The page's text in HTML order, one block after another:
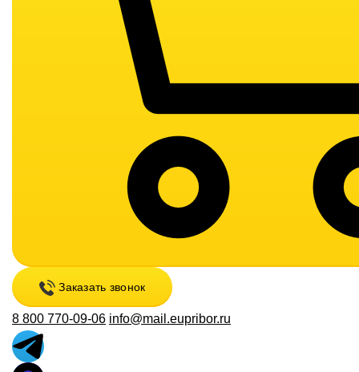
Заказать звонок
8 800 770-09-06 info@mail.eupribor.ru